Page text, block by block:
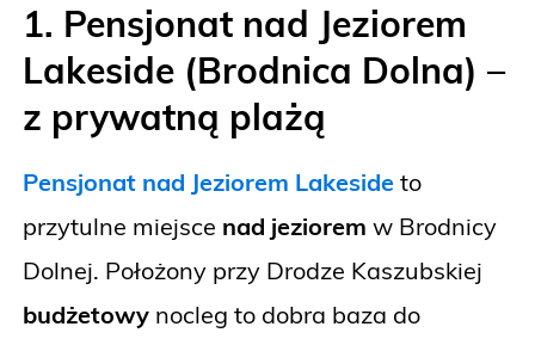
1. Pensjonat nad Jeziorem
Lakeside (Brodnica Dolna) –
z prywatną plażą
Pensjonat nad Jeziorem Lakeside to
przytulne miejsce nad jeziorem w Brodnicy
Dolnej. Położony przy Drodze Kaszubskiej
budżetowy nocleg to dobra baza do